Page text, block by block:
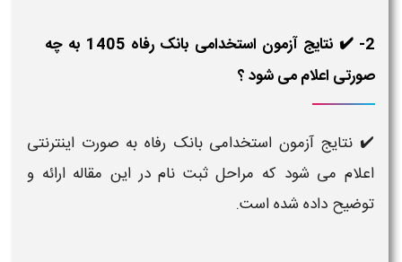
2- ✔️ نتایج آزمون استخدامی بانک رفاه 1405 به چه
صورتی اعلام می شود ؟
✔️ نتایج آزمون استخدامی بانک رفاه به صورت اینترنتی
اعلام می شود که مراحل ثبت نام در این مقاله ارائه و
توضیح داده شده است.